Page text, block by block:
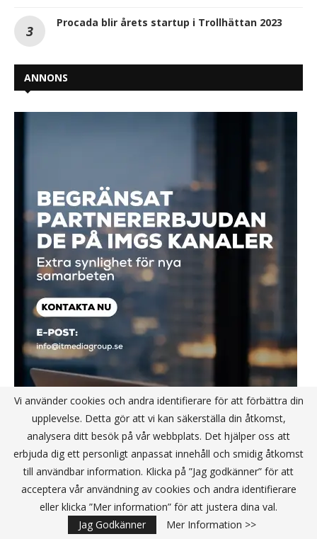
Procada blir årets startup i Trollhättan 2023
ANNONS
Vi använder cookies och andra identifierare för att förbättra din
upplevelse. Detta gör att vi kan säkerställa din åtkomst,
analysera ditt besök på vår webbplats. Det hjälper oss att
erbjuda dig ett personligt anpassat innehåll och smidig åtkomst
till användbar information. Klicka på ”Jag godkänner” för att
acceptera vår användning av cookies och andra identifierare
eller klicka ”Mer information” för att justera dina val.
Jag Godkänner
Mer Information >>